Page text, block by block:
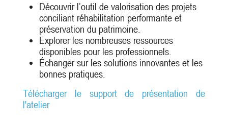
Découvrir l’outil de valorisation des projets
conciliant réhabilitation performante et
préservation du patrimoine.
Explorer les nombreuses ressources
disponibles pour les professionnels.
Échanger sur les solutions innovantes et les
bonnes pratiques.
Télécharger le support de présentation de
l'atelier